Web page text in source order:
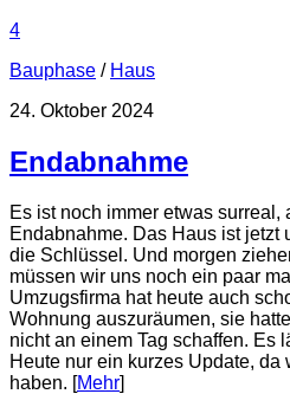
4
Bauphase / Haus
24. Oktober 2024
Endabnahme
Es ist noch immer etwas surreal,
Endabnahme. Das Haus ist jetzt
die Schlüssel. Und morgen
müssen wir uns noch ein paar
Umzugsfirma hat heute auch
Wohnung auszuräumen, sie
nicht an einem Tag schaffen. Es
Heute nur ein kurzes Update, da
haben. [Mehr]